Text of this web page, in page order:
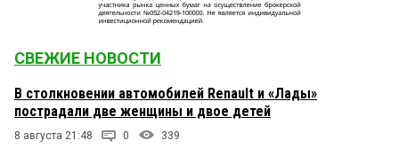
СВЕЖИЕ НОВОСТИ
В столкновении автомобилей Renault и «Лады»
пострадали две женщины и двое детей
8 августа 21:48 0 339